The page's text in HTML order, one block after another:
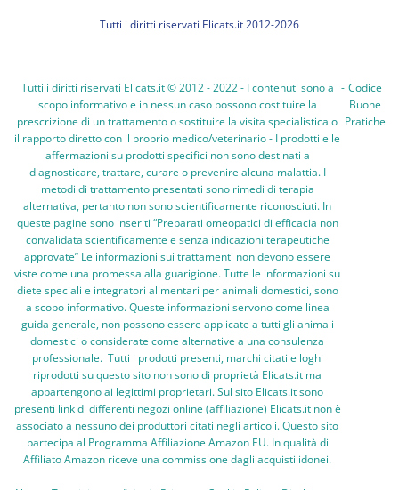
Tutti i diritti riservati Elicats.it 2012-2026
Tutti i diritti riservati Elicats.it © 2012 - 2022 - I contenuti sono a
scopo informativo e in nessun caso possono costituire la
prescrizione di un trattamento o sostituire la visita specialistica o
il rapporto diretto con il proprio medico/veterinario - I prodotti e le
affermazioni su prodotti specifici non sono destinati a
diagnosticare, trattare, curare o prevenire alcuna malattia. I
metodi di trattamento presentati sono rimedi di terapia
alternativa, pertanto non sono scientificamente riconosciuti. In
queste pagine sono inseriti “Preparati omeopatici di efficacia non
convalidata scientificamente e senza indicazioni terapeutiche
approvate” Le informazioni sui trattamenti non devono essere
viste come una promessa alla guarigione. Tutte le informazioni su
diete speciali e integratori alimentari per animali domestici, sono
a scopo informativo. Queste informazioni servono come linea
guida generale, non possono essere applicate a tutti gli animali
domestici o considerate come alternative a una consulenza
professionale. Tutti i prodotti presenti, marchi citati e loghi
riprodotti su questo sito non sono di proprietà Elicats.it ma
appartengono ai legittimi proprietari. Sul sito Elicats.it sono
presenti link di differenti negozi online (affiliazione) Elicats.it non è
associato a nessuno dei produttori citati negli articoli. Questo sito
partecipa al Programma Affiliazione Amazon EU. In qualità di
Affiliato Amazon riceve una commissione dagli acquisti idonei.
- Codice
Buone
Pratiche